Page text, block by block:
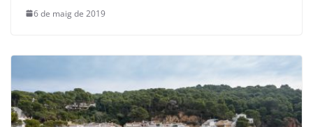
6 de maig de 2019